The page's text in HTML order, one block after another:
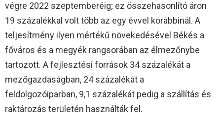
végre 2022 szeptemberéig; ez összehasonlító áron
19 százalékkal volt több az egy évvel korábbinál. A
teljesítmény ilyen mértékű növekedésével Békés a
főváros és a megyék rangsorában az élmezőnybe
tartozott. A fejlesztési források 34 százalékát a
mezőgazdaságban, 24 százalékát a
feldolgozóiparban, 9,1 százalékát pedig a szállítás és
raktározás területén használták fel.